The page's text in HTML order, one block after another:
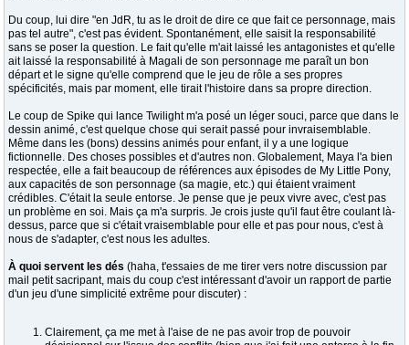
Du coup, lui dire "en JdR, tu as le droit de dire ce que fait ce personnage, mais
pas tel autre", c'est pas évident. Spontanément, elle saisit la responsabilité
sans se poser la question. Le fait qu'elle m'ait laissé les antagonistes et qu'elle
ait laissé la responsabilité à Magali de son personnage me paraît un bon
départ et le signe qu'elle comprend que le jeu de rôle a ses propres
spécificités, mais par moment, elle tirait l'histoire dans sa propre direction.
Le coup de Spike qui lance Twilight m'a posé un léger souci, parce que dans le
dessin animé, c'est quelque chose qui serait passé pour invraisemblable.
Même dans les (bons) dessins animés pour enfant, il y a une logique
fictionnelle. Des choses possibles et d'autres non. Globalement, Maya l'a bien
respectée, elle a fait beaucoup de références aux épisodes de My Little Pony,
aux capacités de son personnage (sa magie, etc.) qui étaient vraiment
crédibles. C'était la seule entorse. Je pense que je peux vivre avec, c'est pas
un problème en soi. Mais ça m'a surpris. Je crois juste qu'il faut être coulant là-
dessus, parce que si c'était vraisemblable pour elle et pas pour nous, c'est à
nous de s'adapter, c'est nous les adultes.
À quoi servent les dés (haha, t'essaies de me tirer vers notre discussion par
mail petit sacripant, mais du coup c'est intéressant d'avoir un rapport de partie
d'un jeu d'une simplicité extrême pour discuter) :
Clairement, ça me met à l'aise de ne pas avoir trop de pouvoir